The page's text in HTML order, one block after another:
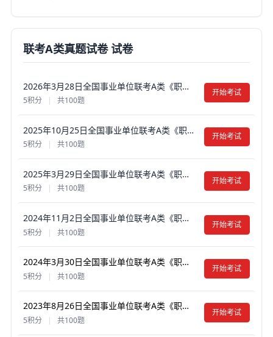
联考A类真题试卷 试卷
2026年3月28日全国事业单位联考A类《职业能力倾向测验》笔试真题试卷及答案【含解析】（河北/广西/山西/云南/辽宁/湖北/贵州/江西/宁夏/安徽/黑龙江/上海/重庆/吉林/青海/海南/湖南/甘肃）
5积分 | 共100题
开始考试
2025年10月25日全国事业单位联考A类《职业能力倾向测验》笔试真题试卷及答案【含解析】（新疆/黑龙江/广西/重庆/甘肃/海南/云南/吉林/辽宁/安徽/湖南/内蒙古）
5积分 | 共100题
开始考试
2025年3月29日全国事业单位联考A类《职业能力倾向测验》笔试真题试卷及答案【含解析】（广西/贵州/海南/黑龙江/湖北/吉林/江西/宁夏/山西/上海/新疆/云南/辽宁/重庆/青海/内蒙古/湖南/陕西/安徽/河北）
5积分 | 共100题
开始考试
2024年11月2日全国事业单位联考A类《职业能力倾向测验》笔试真题试卷及答案【含解析】（黑龙江/云南/甘肃/吉林/海南/四川/天津/辽宁/湖北/新疆/重庆/安徽/青海/湖南）
5积分 | 共100题
开始考试
2024年3月30日全国事业单位联考A类《职业能力倾向测验》真题试卷及答案【含解析】（黑龙江/上海/辽宁/云南/海南/贵州/广西/重庆/天津/江西/山西/湖北/吉林/青海/宁夏/新疆/陕西/四川/安徽/湖南）
5积分 | 共100题
开始考试
2023年8月26日全国事业单位联考A类《职业能力倾向测验》真题试卷及答案【含解析】（黑龙江/湖南/甘肃/吉林/四川/重庆/山西/安徽/新疆/内蒙古/湖北/辽宁/广西）
5积分 | 共100题
开始考试